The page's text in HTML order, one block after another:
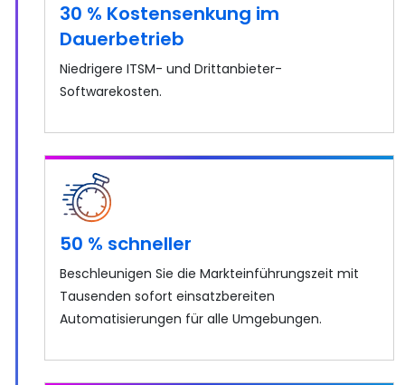
30 % Kostensenkung im
Dauerbetrieb
Niedrigere ITSM- und Drittanbieter-
Softwarekosten.
50 % schneller
Beschleunigen Sie die Markteinführungszeit mit
Tausenden sofort einsatzbereiten
Automatisierungen für alle Umgebungen.